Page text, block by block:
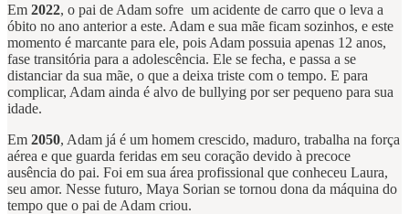
Em 2022, o pai de Adam sofre um acidente de carro que o leva a
óbito no ano anterior a este. Adam e sua mãe ficam sozinhos, e este
momento é marcante para ele, pois Adam possuia apenas 12 anos,
fase transitória para a adolescência. Ele se fecha, e passa a se
distanciar da sua mãe, o que a deixa triste com o tempo. E para
complicar, Adam ainda é alvo de bullying por ser pequeno para sua
idade.
Em 2050, Adam já é um homem crescido, maduro, trabalha na força
aérea e que guarda feridas em seu coração devido à precoce
ausência do pai. Foi em sua área profissional que conheceu Laura,
seu amor. Nesse futuro, Maya Sorian se tornou dona da máquina do
tempo que o pai de Adam criou.